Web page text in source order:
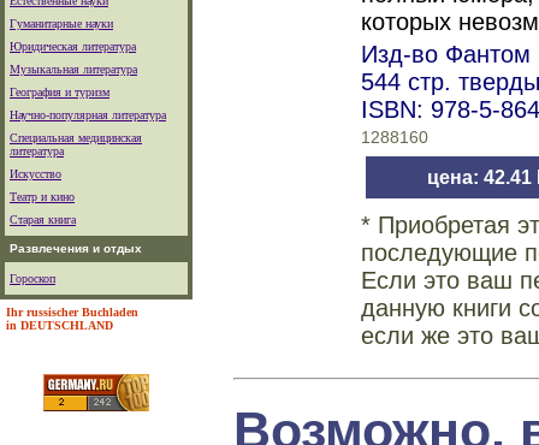
Гуманитарные науки
Юридическая литература
Музыкальная литература
География и туризм
Научно-популярная литература
Специальная медицинская
литература
Искусство
Театр и кино
Старая книга
Развлечения и отдых
Гороскоп
Ihr russischer Buchladen
in DEUTSCHLAND
которых
Изд-во Фантом
544 стр.
ISBN: 978-5-
1288160
цена: 42.41
* Приобретая
последующие
Если это ваш
данную книги
если же это
Возможно,